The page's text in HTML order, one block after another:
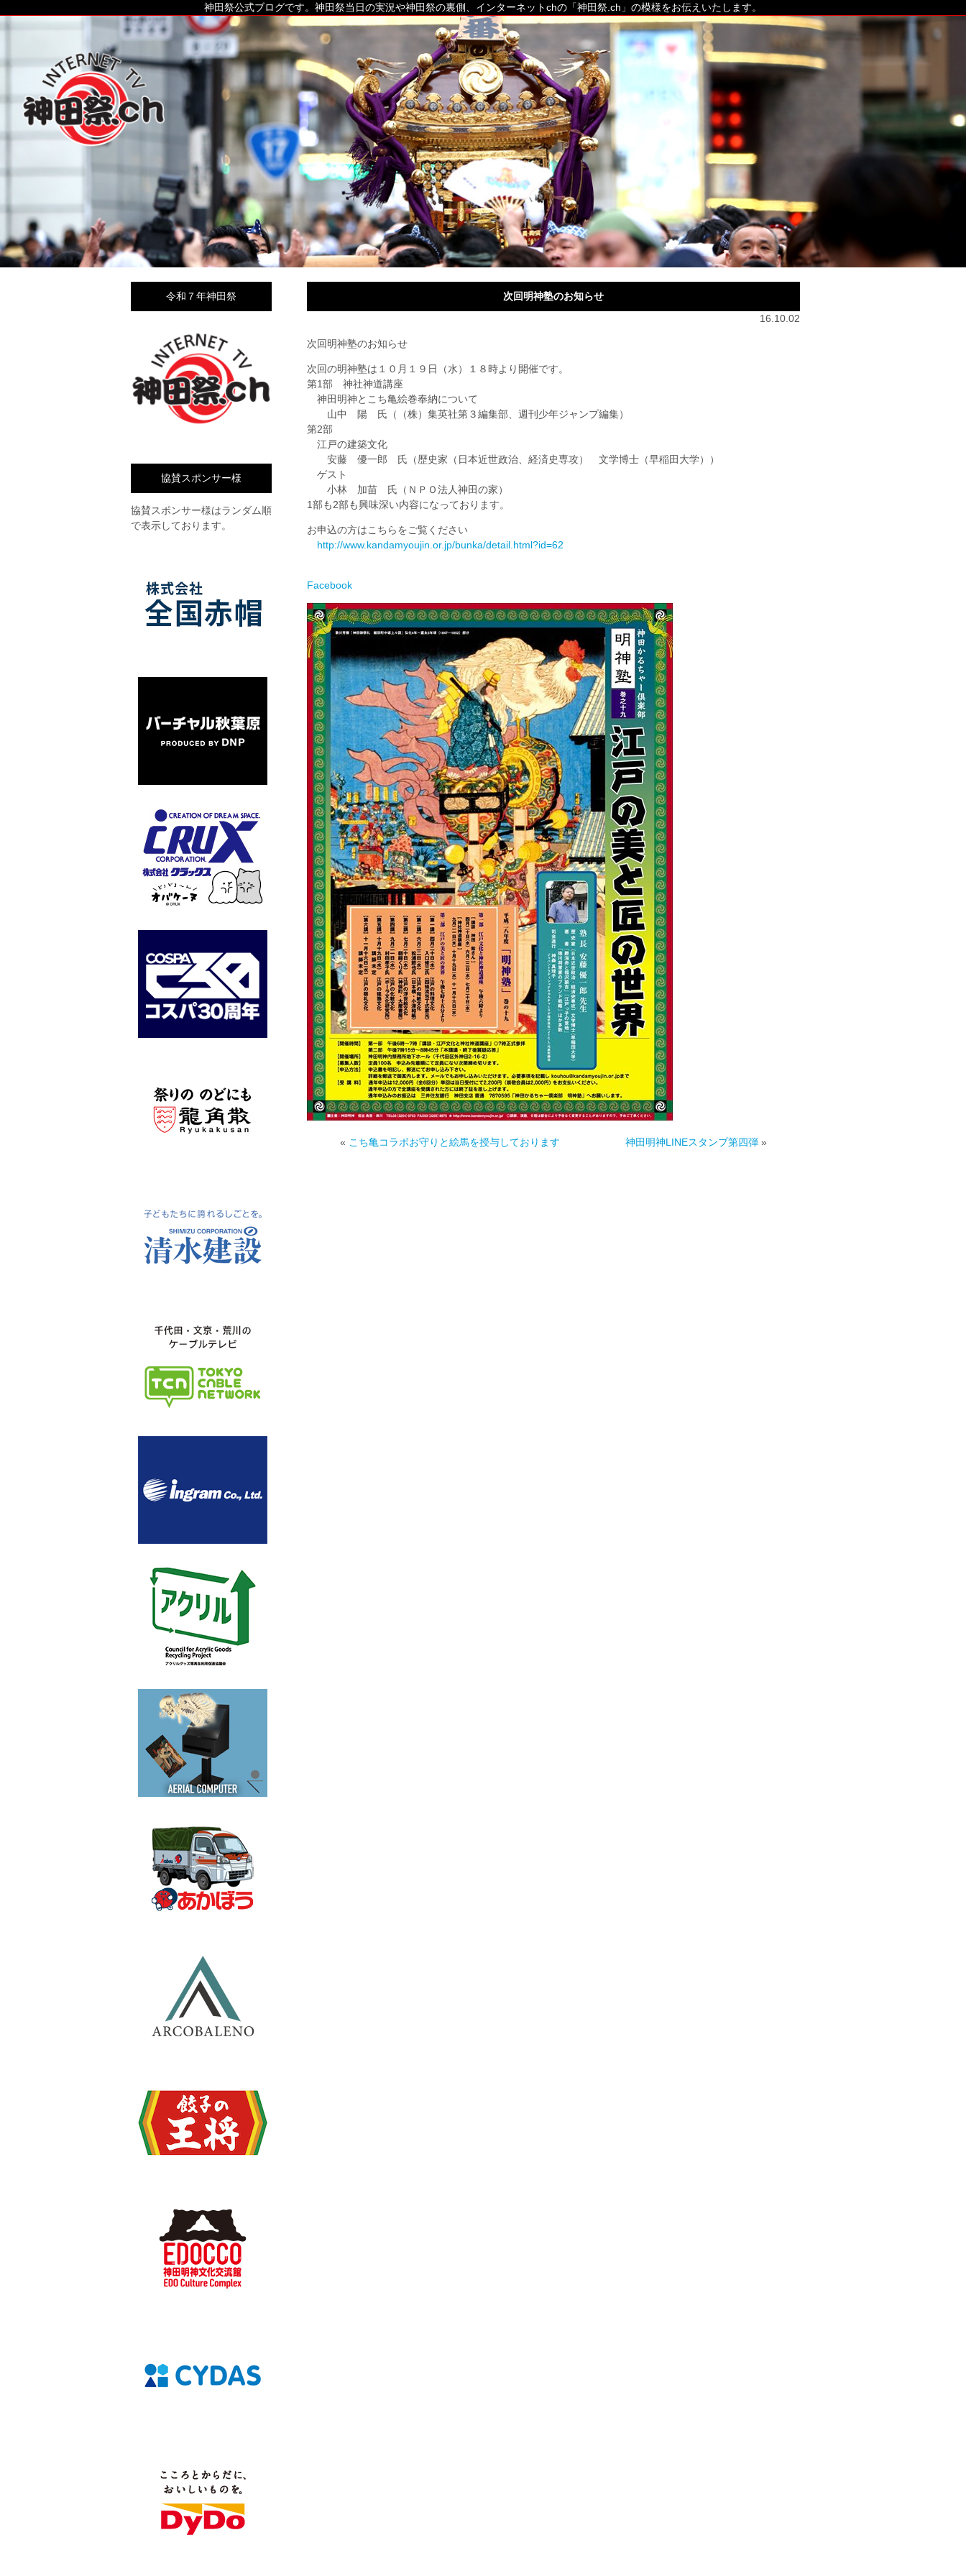
神田祭公式ブログです。神田祭当日の実況や神田祭の裏側、インターネットchの「神田祭.ch」の模様をお伝えいたします。
次回明神塾のお知らせ
16.10.02
次回明神塾のお知らせ
次回の明神塾は１０月１９日（水）１８時より開催です。
第1部 神社神道講座
神田明神とこち亀絵巻奉納について
山中 陽 氏（（株）集英社第３編集部、週刊少年ジャンプ編集）
第2部
江戸の建築文化
安藤 優一郎 氏（歴史家（日本近世政治、経済史専攻） 文学博士（早稲田大学））
ゲスト
小林 加苗 氏（ＮＰＯ法人神田の家）
1部も2部も興味深い内容になっております。
お申込の方はこちらをご覧ください
http://www.kandamyoujin.or.jp/bunka/detail.html?id=62
Facebook
« こち亀コラボお守りと絵馬を授与しております 神田明神LINEスタンプ第四弾 »
令和７年神田祭
協賛スポンサー様
協賛スポンサー様はランダム順
で表示しております。